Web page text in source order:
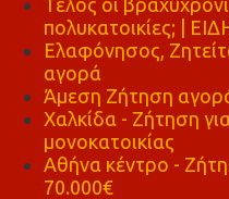
πολυκατοικίες; |
Ελαφόνησος,
αγορά
Άμεση Ζήτηση
Χαλκίδα - Ζήτηση
μονοκατοικίας
Αθήνα κέντρο -
70.000€